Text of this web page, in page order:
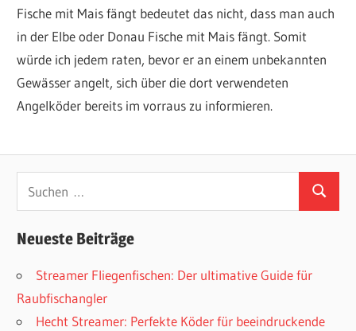
Fische mit Mais fängt bedeutet das nicht, dass man auch
in der Elbe oder Donau Fische mit Mais fängt. Somit
würde ich jedem raten, bevor er an einem unbekannten
Gewässer angelt, sich über die dort verwendeten
Angelköder bereits im vorraus zu informieren.
Suchen
Neueste Beiträge
Streamer Fliegenfischen: Der ultimative Guide für
Raubfischangler
Hecht Streamer: Perfekte Köder für beeindruckende